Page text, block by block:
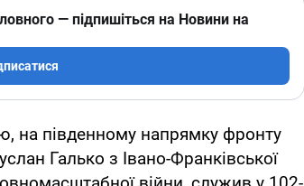
— підпишіться на Новини на
на південному напрямку фронту
Галько з Івано-Франківської